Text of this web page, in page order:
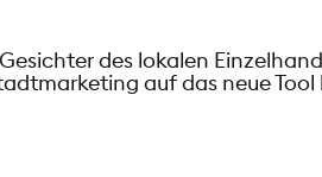
des lokalen
auf das neue Tool